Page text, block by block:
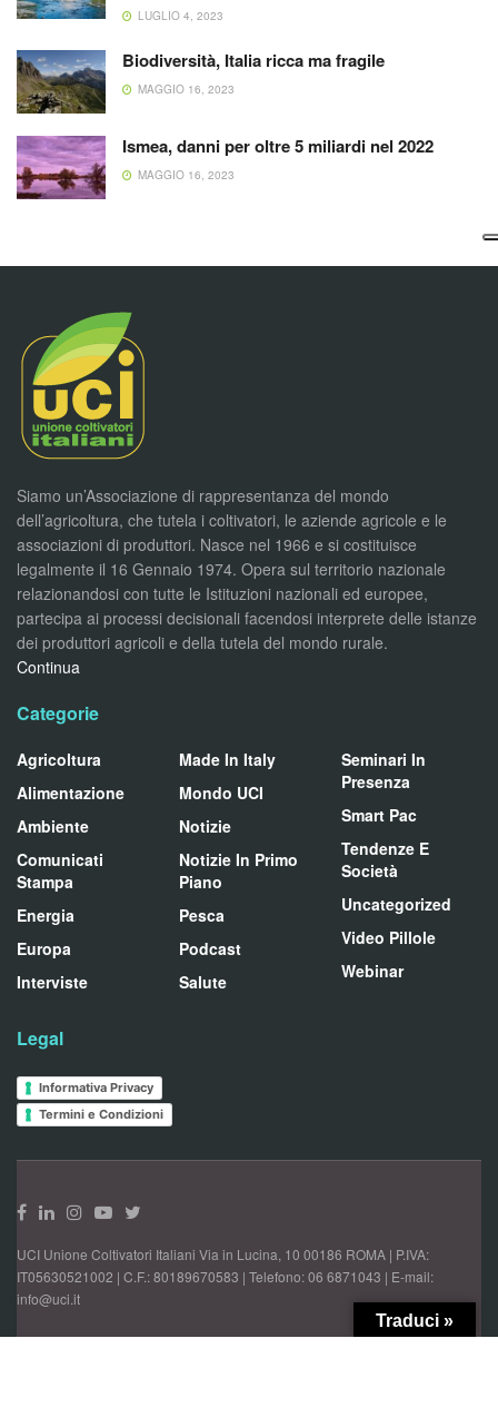
LUGLIO 4, 2023
Biodiversità, Italia ricca ma fragile
MAGGIO 16, 2023
Ismea, danni per oltre 5 miliardi nel 2022
MAGGIO 16, 2023
Siamo un’Associazione di rappresentanza del mondo
dell’agricoltura, che tutela i coltivatori, le aziende agricole e le
associazioni di produttori. Nasce nel 1966 e si costituisce
legalmente il 16 Gennaio 1974. Opera sul territorio nazionale
relazionandosi con tutte le Istituzioni nazionali ed europee,
partecipa ai processi decisionali facendosi interprete delle istanze
dei produttori agricoli e della tutela del mondo rurale.
Continua
Categorie
Agricoltura
Alimentazione
Ambiente
Comunicati
Stampa
Energia
Europa
Interviste
Made In Italy
Mondo UCI
Notizie
Notizie In Primo
Piano
Pesca
Podcast
Salute
Seminari In
Presenza
Smart Pac
Tendenze E
Società
Uncategorized
Video Pillole
Webinar
Legal
Informativa Privacy
Termini e Condizioni
UCI Unione Coltivatori Italiani Via in Lucina, 10 00186 ROMA | P.IVA:
IT05630521002 | C.F.: 80189670583 | Telefono: 06 6871043 | E-mail:
info@uci.it
Traduci »